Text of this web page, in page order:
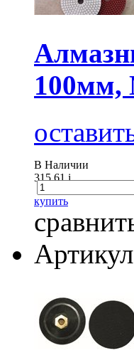
100мм,
В Наличии
315.61i
купить